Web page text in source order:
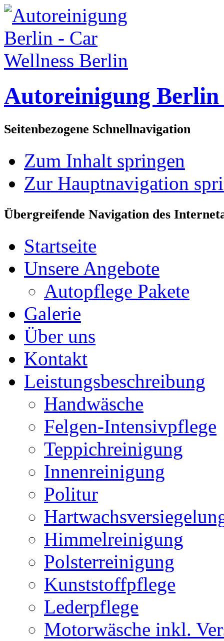
Autoreinigung Berlin
Seitenbezogene Schnellnavigation
Zum Inhalt springen
Zur Hauptnavigation
Übergreifende Navigation des
Startseite
Unsere Angebote
Autopflege Pakete
Galerie
Über uns
Kontakt
Leistungsbeschreibung
Handwäsche
Felgen-Intensivpflege
Teppichreinigung
Innenreinigung
Politur
Himmelreinigung
Polsterreinigung
Kunststoffpflege
Lederpflege
Motorwäsche inkl.